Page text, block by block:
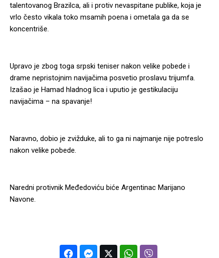
talentovanog Brazilca, ali i protiv nevaspitane publike, koja je
vrlo često vikala toko msamih poena i ometala ga da se
koncentriše.
Upravo je zbog toga srpski teniser nakon velike pobede i
drame nepristojnim navijačima posvetio proslavu trijumfa.
Izašao je Hamad hladnog lica i uputio je gestikulaciju
navijačima – na spavanje!
Naravno, dobio je zvižduke, ali to ga ni najmanje nije potreslo
nakon velike pobede.
Naredni protivnik Međedoviću biće Argentinac Marijano
Navone.